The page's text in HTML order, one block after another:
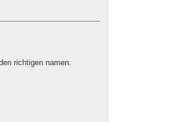
richtigen namen.